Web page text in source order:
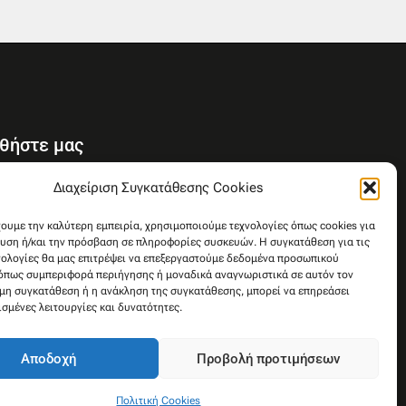
Διαχείριση Συγκατάθεσης Cookies
την καλύτερη εμπειρία, χρησιμοποιούμε τεχνολογίες όπως cookies για
ή/και την πρόσβαση σε πληροφορίες συσκευών. Η συγκατάθεση για τις
θα μας επιτρέψει να επεξεργαστούμε δεδομένα προσωπικού
συμπεριφορά περιήγησης ή μοναδικά αναγνωριστικά σε αυτόν τον
συγκατάθεση ή η ανάκληση της συγκατάθεσης, μπορεί να επηρεάσει
λειτουργίες και δυνατότητες.
Αποδοχή Προβολή προτιμήσεων
Πολιτική Cookies
μας
u
t
u
b
e